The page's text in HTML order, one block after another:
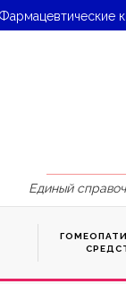
Фармацевтические
Единый